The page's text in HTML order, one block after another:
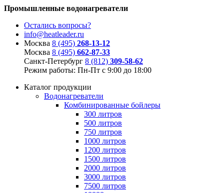
Промышленные водонагреватели
Остались вопросы?
info@heatleader.ru
Москва 8 (495) 268-13-12
Москва 8 (495) 662-87-33
Санкт-Петербург 8 (812) 309-58-62
Режим работы: Пн-Пт с 9:00 до 18:00
Каталог продукции
Водонагреватели
Комбинированные бойлеры
300 литров
500 литров
750 литров
1000 литров
1200 литров
1500 литров
2000 литров
3000 литров
7500 литров